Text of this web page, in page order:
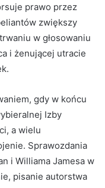
prawo przez
zwiększy
w głosowaniu
i żenującej utracie
gdy w końcu
Izby
a wielu
Sprawozdania
i Williama Jamesa w
pisanie autorstwa